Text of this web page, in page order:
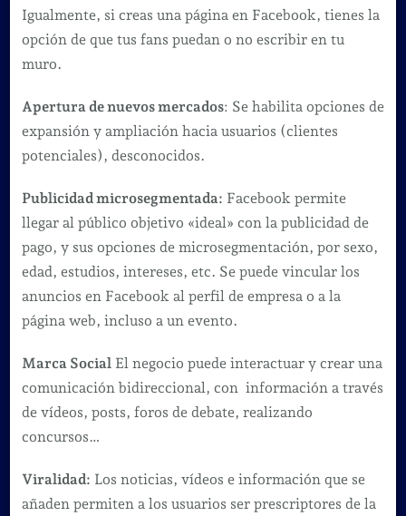
Igualmente, si creas una página en Facebook, tienes la
opción de que tus fans puedan o no escribir en tu
muro.
Apertura de nuevos mercados: Se habilita opciones de
expansión y ampliación hacia usuarios (clientes
potenciales), desconocidos.
Publicidad microsegmentada: Facebook permite
llegar al público objetivo «ideal» con la publicidad de
pago, y sus opciones de microsegmentación, por sexo,
edad, estudios, intereses, etc. Se puede vincular los
anuncios en Facebook al perfil de empresa o a la
página web, incluso a un evento.
Marca Social El negocio puede interactuar y crear una
comunicación bidireccional, con información a través
de vídeos, posts, foros de debate, realizando
concursos…
Viralidad: Los noticias, vídeos e información que se
añaden permiten a los usuarios ser prescriptores de la